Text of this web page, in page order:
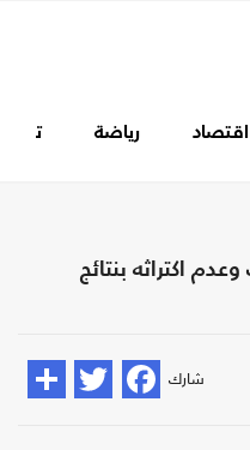
اقتصاد رياضة
اكتراثه بنتائج
شارك